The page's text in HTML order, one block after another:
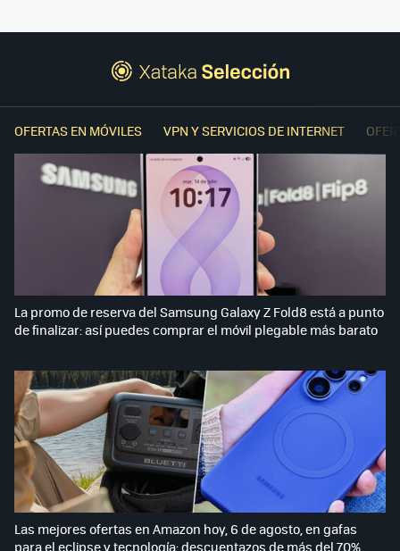
OFERTAS EN MÓVILES VPN Y SERVICIOS DE INTERNET
La promo de reserva del Samsung Galaxy Z Fold8 está a punto
de finalizar: así puedes comprar el móvil plegable más barato
Las mejores ofertas en Amazon hoy, 6 de agosto, en gafas
para el eclipse y tecnología: descuentazos de más del 70%